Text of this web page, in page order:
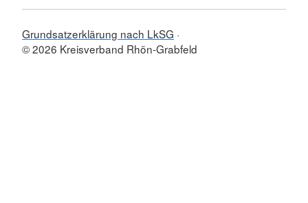
Grundsatzerklärung nach LkSG
© 2026 Kreisverband Rhön-Grabfeld